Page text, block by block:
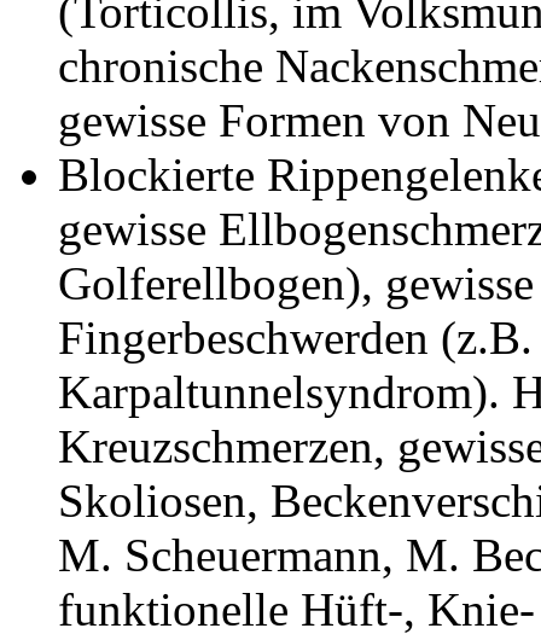
(Torticollis, im
chronische
gewisse Formen von
Blockierte
gewisse
Golferellbogen),
Fingerbeschwerden
Karpaltunnelsyndrom).
Kreuzschmerzen,
Skoliosen,
M. Scheuermann, M.
funktionelle Hüft-, Knie-